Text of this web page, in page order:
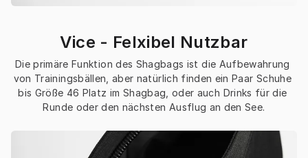
Vice - Felxibel Nutzbar
Die primäre Funktion des Shagbags ist die Aufbewahrung
von Trainingsbällen, aber natürlich finden ein Paar Schuhe
bis Größe 46 Platz im Shagbag, oder auch Drinks für die
Runde oder den nächsten Ausflug an den See.